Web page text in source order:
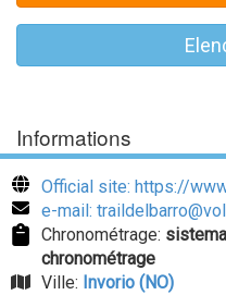
Informations
Official site: https://
e-mail:
Chronométrage:
chronométrage
Ville: Invorio (NO)